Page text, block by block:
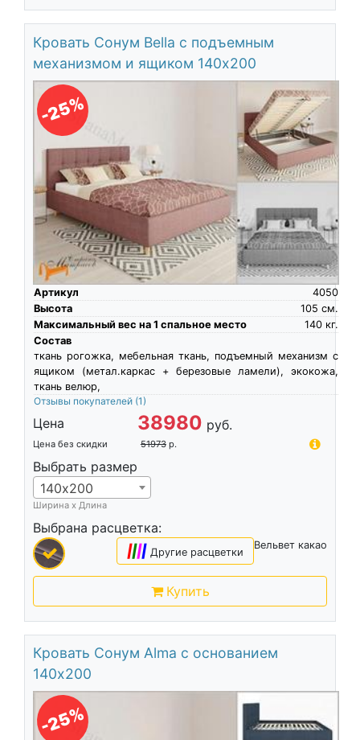
Кровать Сонум Bella с подъемным
механизмом и ящиком 140х200
-25%
Артикул
4050
Высота
см.
105
Максимальный вес на 1 спальное место
кг.
140
Состав
ткань рогожка, мебельная ткань, подъемный механизм с
ящиком (метал.каркас + березовые ламели), экокожа,
ткань велюр,
Отзывы покупателей (1)
Цена 38980 руб.
Цена без скидки 51973 р.
Выбрать размер
140х200
Ширина х Длина
Выбрана расцветка:
Вельвет какао
|||| Другие расцветки
Купить
Кровать Сонум Alma с основанием
140х200
-25%